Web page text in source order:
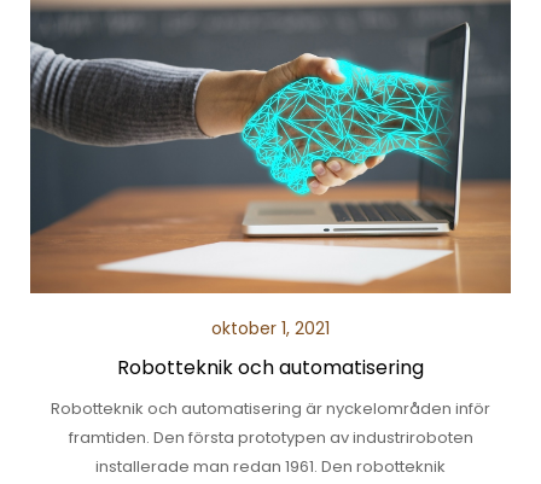
oktober 1, 2021
Robotteknik och automatisering
Robotteknik och automatisering är nyckelområden inför
framtiden. Den första prototypen av industriroboten
installerade man redan 1961. Den robotteknik